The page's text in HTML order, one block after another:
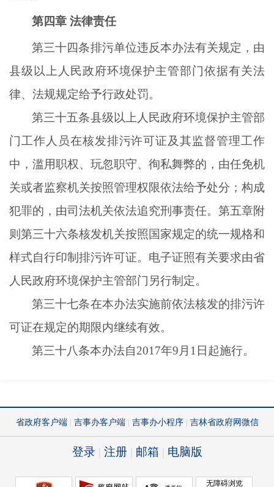
第四章 法律责任
第三十四条排污单位违反本办法有关规定，由
县级以上人民政府环境保护主管部门依据有关法
律、法规规定给予行政处罚。
第三十五条县级以上人民政府环境保护主管部
门工作人员在核发排污许可证及其监督管理工作
中，滥用职权、玩忽职守、徇私舞弊的，由任免机
关或者监察机关按照管理权限依法给予处分；构成
犯罪的，由司法机关依法追究刑事责任。第五章附
则第三十六条核发机关按照国家规定的统一规格和
样式自行印制排污许可证。电子证照有关要求由省
人民政府环境保护主管部门另行制定。
第三十七条在本办法实施前依法核发的排污许
可证在规定的期限内继续有效。
第三十八条本办法自2017年9月1日起施行。